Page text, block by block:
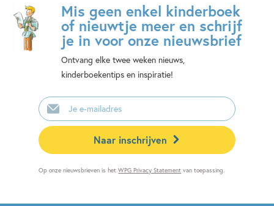
Mis geen enkel kinderboek
of nieuwtje meer en schrijf
je in voor onze nieuwsbrief
Ontvang elke twee weken nieuws,
kinderboekentips en inspiratie!
E-
mailadres
Naar inschrijven
Op onze nieuwsbrieven is hetWPG Privacy Statement van toepassing.